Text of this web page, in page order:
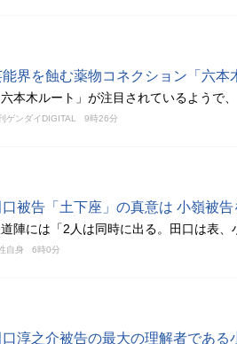
能界を蝕む薬物コネクション「六本
六本木ルート」が注目されているようで
ゲンダイDIGITAL 9時26分
口被告「土下座」の真意は 小嶺被
陣には「2人は同時に出る。田口は表、
自身 6時0分
口淳之介被告の最大の理解者である